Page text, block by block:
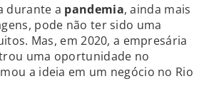
durante a pandemia, ainda mais
pode não ter sido uma
Mas, em 2020, a empresária
uma oportunidade no
a ideia em um negócio no Rio